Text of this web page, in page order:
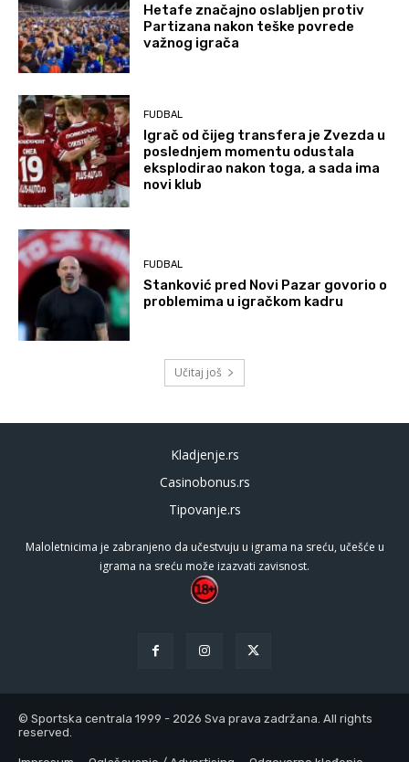
Hetafe značajno oslabljen protiv
Partizana nakon teške povrede
važnog igrača
FUDBAL
Igrač od čijeg transfera je Zvezda u
poslednjem momentu odustala
eksplodirao nakon toga, a sada ima
novi klub
FUDBAL
Stanković pred Novi Pazar govorio o
problemima u igračkom kadru
Učitaj još
Kladjenje.rs
Casinobonus.rs
Tipovanje.rs
Maloletnicima je zabranjeno da učestvuju u igrama na sreću, učešće u
igrama na sreću može izazvati zavisnost.
© Sportska centrala 1999 - 2026 Sva prava zadržana. All rights
reserved.